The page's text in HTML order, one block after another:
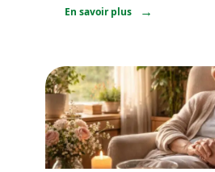
En savoir plus
Maladie